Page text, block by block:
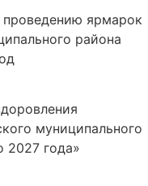
ярмарок
района
муниципального
2027 года»